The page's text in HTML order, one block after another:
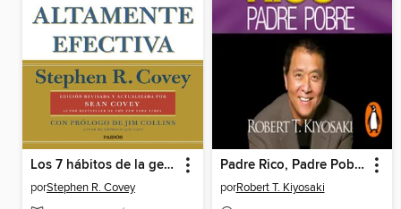
Los 7 hábitos de la gente altamente efectiva
porStephen R. Covey
Padre Rico, Padre Pobre (Ed. 25 aniv)
porRobert T. Kiyosaki